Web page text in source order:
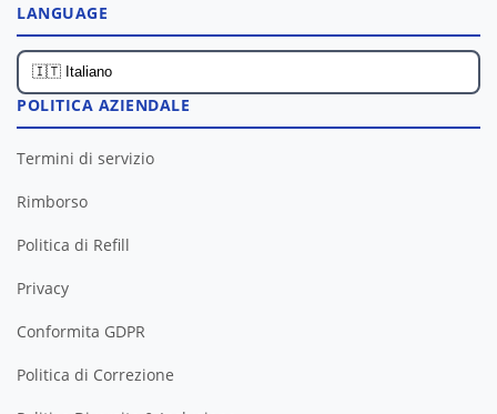
LANGUAGE
POLITICA AZIENDALE
Termini di servizio
Rimborso
Politica di Refill
Privacy
Conformita GDPR
Politica di Correzione